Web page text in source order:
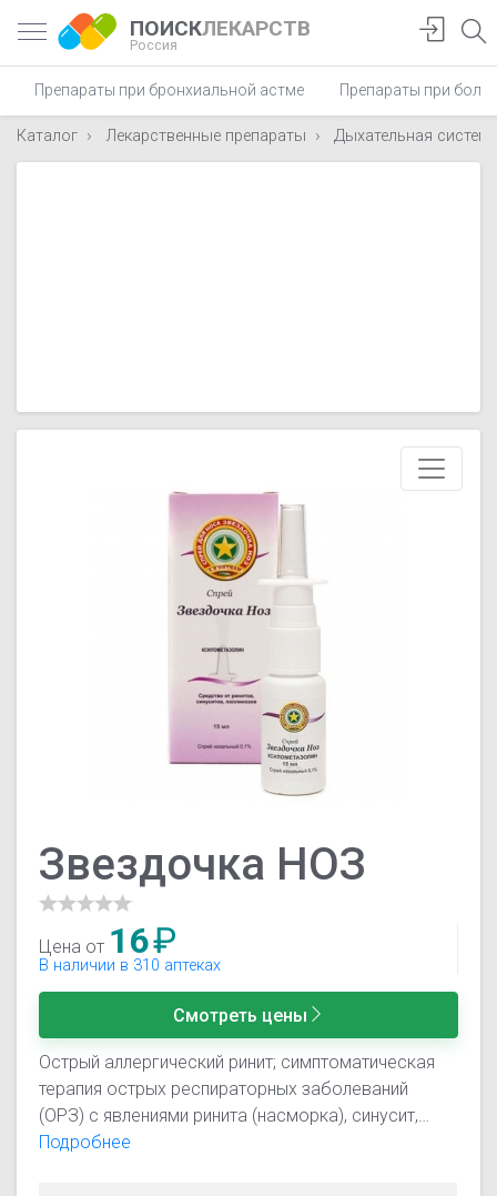
ПОИСКЛЕКАРСТВ
Россия
Препараты при бронхиальной астме Препараты при боли
Каталог Лекарственные препараты Дыхательная система
Звездочка НОЗ
Цена от 16₽
В наличии в 310 аптеках
Смотреть цены
Острый аллергический ринит; симптоматическая
терапия острых респираторных заболеваний
(ОРЗ) с явлениями ринита (насморка), синусит,
поллиноз; евстахиит, средний отит (для
Подробнее